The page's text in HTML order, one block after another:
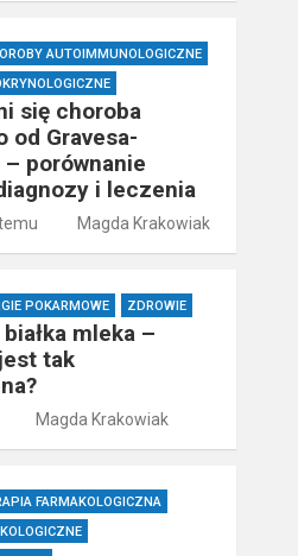
AUTOIMMUNOLOGICZNE
się choroba
od Gravesa-
– porównanie
i leczenia
Magda Krakowiak
POKARMOWE ZDROWIE
mleka –
tak
Magda Krakowiak
FARMAKOLOGICZNA